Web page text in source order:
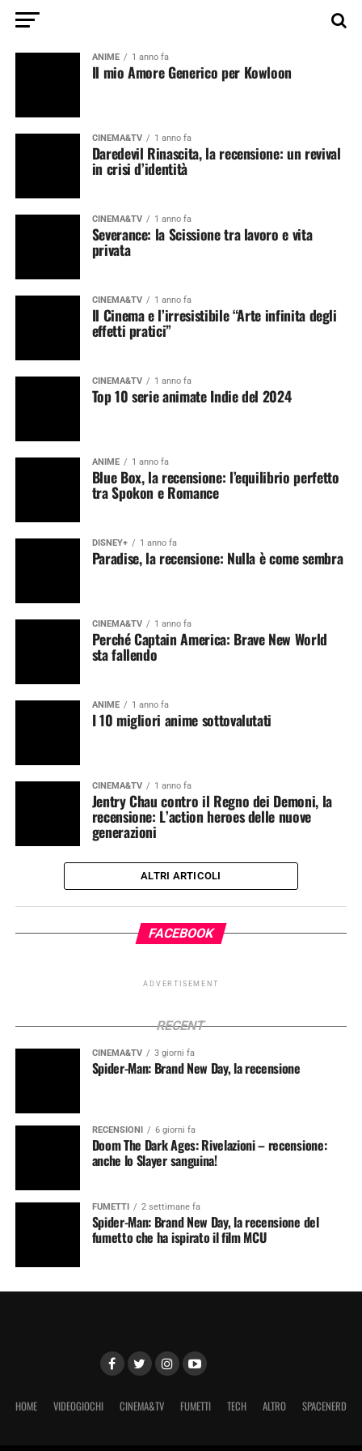
ANIME 1 anno fa
Il mio Amore Generico per Kowloon
CINEMA&TV 1 anno fa
Daredevil Rinascita, la recensione: un revival
in crisi d’identità
CINEMA&TV 1 anno fa
Severance: la Scissione tra lavoro e vita
privata
CINEMA&TV 1 anno fa
Il Cinema e l’irresistibile “Arte infinita degli
effetti pratici”
CINEMA&TV 1 anno fa
Top 10 serie animate Indie del 2024
ANIME 1 anno fa
Blue Box, la recensione: l’equilibrio perfetto
tra Spokon e Romance
DISNEY+ 1 anno fa
Paradise, la recensione: Nulla è come sembra
CINEMA&TV 1 anno fa
Perché Captain America: Brave New World
sta fallendo
ANIME 1 anno fa
I 10 migliori anime sottovalutati
CINEMA&TV 1 anno fa
Jentry Chau contro il Regno dei Demoni, la
recensione: L’action heroes delle nuove
generazioni
ALTRI ARTICOLI
FACEBOOK
ADVERTISEMENT
RECENT
CINEMA&TV 3 giorni fa
Spider-Man: Brand New Day, la recensione
RECENSIONI 6 giorni fa
Doom The Dark Ages: Rivelazioni – recensione:
anche lo Slayer sanguina!
FUMETTI 2 settimane fa
Spider-Man: Brand New Day, la recensione del
fumetto che ha ispirato il film MCU
HOME VIDEOGIOCHI CINEMA&TV FUMETTI TECH ALTRO SPACENERD